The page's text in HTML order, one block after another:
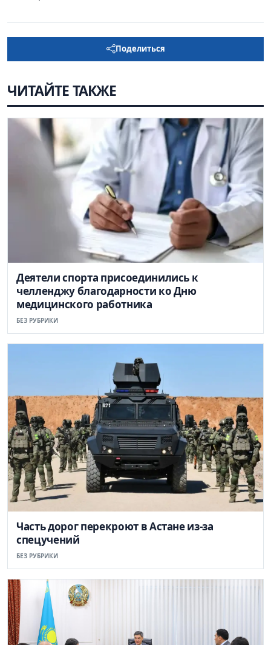
Поделиться
ЧИТАЙТЕ ТАКЖЕ
Деятели спорта присоединились к
челленджу благодарности ко Дню
медицинского работника
БЕЗ РУБРИКИ
Часть дорог перекроют в Астане из-за
спецучений
БЕЗ РУБРИКИ